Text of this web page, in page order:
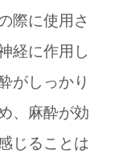
際に使用さ
経に作用し
がしっかり
、麻酔が効
じることは